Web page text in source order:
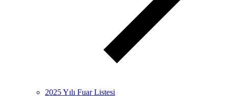
2025 Yılı Fuar Listesi